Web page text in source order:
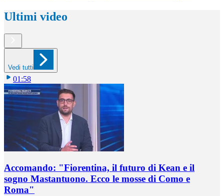
Ultimi video
Vedi tutti
01:58
Accomando: "Fiorentina, il futuro di Kean e il
sogno Mastantuono. Ecco le mosse di Como e
Roma"